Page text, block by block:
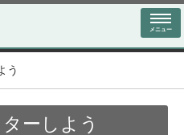
メニュー
う
ーしよう